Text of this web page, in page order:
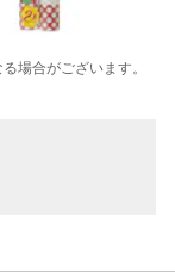
場合がございます。